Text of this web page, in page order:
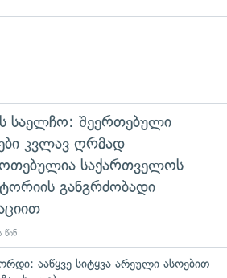
საელჩო: შეერთებული
კვლავ ღრმად
საქართველოს
განგრძობადი
წინ
ააწყვე სიტყვა არეული ასოებით